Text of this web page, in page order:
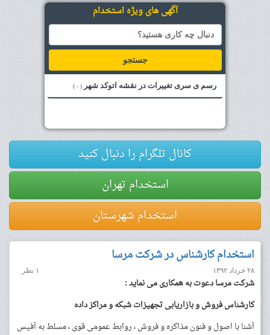
آگهی های ویژه استخدام
جستجو
رسم ی سری تغییرات در نقشه اتوکد شهر ( - )
کانال تلگرام را دنبال کنید
استخدام تهران
استخدام شهرستان
استخدام کارشناس در شرکت مرسا
۲۸ خرداد ۱۳۹۲ ۱ نظر
شرکت مرسا دعوت به همکاری می نماید :
کارشناس فروش و بازاریابی تجهیزات شبکه و مراکز داده
آشنا با اصول و فنون مذاکره و فروش ، روابط عمومی قوی ، مسلط به آفیس